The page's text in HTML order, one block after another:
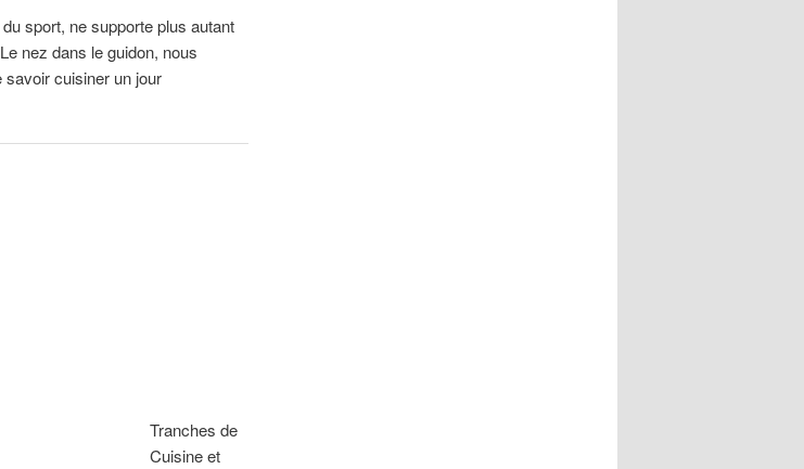
sport, ne supporte plus autant
nez dans le guidon, nous
savoir cuisiner un jour
Tranches de
Cuisine et